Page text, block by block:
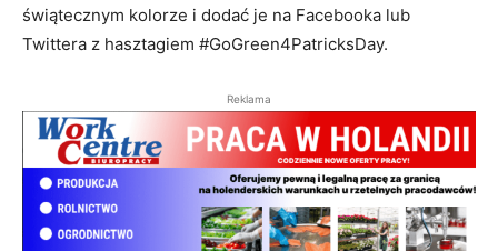
świątecznym kolorze i dodać je na Facebooka lub
Twittera z hasztagiem #GoGreen4PatricksDay.
Reklama